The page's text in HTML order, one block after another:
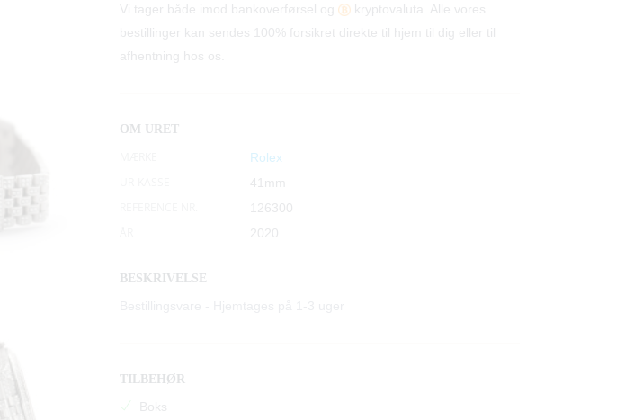
Vi tager både imod bankoverførsel og
kryptovaluta. Alle vores
bestillinger kan sendes 100% forsikret direkte til hjem til dig eller til
afhentning hos os.
OM URET
Rolex
41mm
126300
2020
BESKRIVELSE
TILBEHØR
Boks